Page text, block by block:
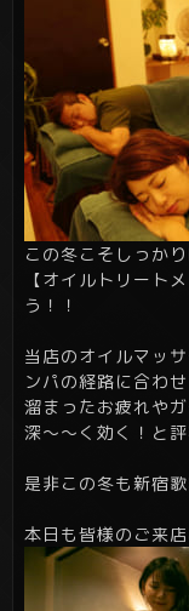
この冬こそしっか
【オイルトリート
う！！
当店のオイルマッ
ンパの経路に合わ
溜まったお疲れや
深～～く効く！と
是非この冬も新宿